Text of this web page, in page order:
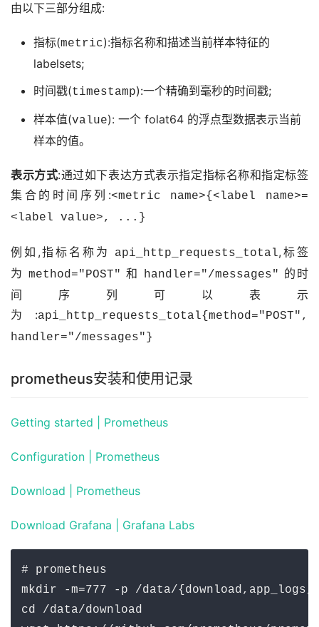
由以下三部分组成:
指标(metric):指标名称和描述当前样本特征的
labelsets;
时间戳(timestamp):一个精确到毫秒的时间戳;
样本值(value): 一个 folat64 的浮点型数据表示当前
样本的值。
表示方式:通过如下表达方式表示指定指标名称和指定标签
集合的时间序列:<metric name>{<label name>=
<label value>, ...}
例如,指标名称为 api_http_requests_total,标签
为 method="POST" 和 handler="/messages" 的时
间序列可以表示
为:api_http_requests_total{method="POST",
handler="/messages"}
prometheus安装和使用记录
Getting started | Prometheus
Configuration | Prometheus
Download | Prometheus
Download Grafana | Grafana Labs
# prometheus
mkdir -m=777 -p /data/
cd /data/download